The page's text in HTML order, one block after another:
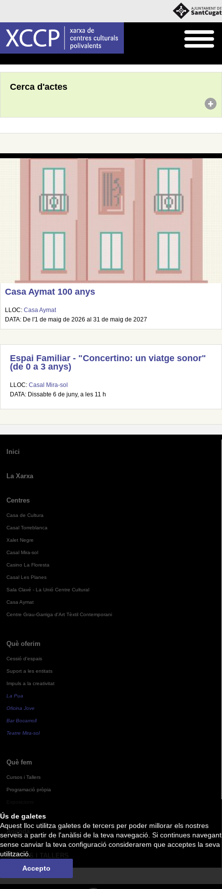
Ús de galetes
Aquest lloc utilitza galetes de tercers per poder millorar els nostres
serveis a partir de l'anàlisi de la teva navegació. Si continues navegant
sense canviar la teva configuració considerarem que acceptes la seva
utilització.
Accepto
Cerca d'actes
Casa Aymat 100 anys
LLOC: Casa Aymat
DATA: De l'1 de maig de 2026 al 31 de maig de 2027
Espai Familiar - "Concertino: un viatge sonor"
(de 0 a 3 anys)
LLOC: Casal Mira-sol
DATA: Dissabte 6 de juny, a les 11 h
Inici
La Xarxa
Centres
Casa de Cultura
Casal Torreblanca
Xalet Negre
Casal Mira-sol
Casino La Floresta
Casal Les Planes
Sala Clavé - La Unió Centre Cultural
Casa Aymat
Centre Grau-Garriga d'Art Tèxtil Contemporani
Què oferim
Cessió d'espais
Suport a les entitats
Impuls a la creativitat
La Pua
Oficina Jove
Bar Bocamoll
Teatre Mira-sol
Què fem
Cursos i Tallers
Programació pròpia
Agenda
CURSOS I TALLERS